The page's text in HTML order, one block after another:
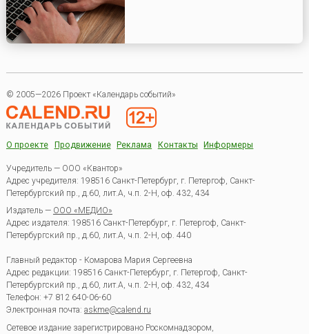
© 2005—2026 Проект «Календарь событий»
О проекте Продвижение Реклама Контакты Информеры
Учредитель — ООО «Квантор»
Адрес учредителя: 198516 Санкт-Петербург, г. Петергоф, Санкт-
Петербургский пр., д.60, лит.А, ч.п. 2-Н, оф. 432, 434
Издатель — ООО «МЕДИО»
Адрес издателя: 198516 Санкт-Петербург, г. Петергоф, Санкт-
Петербургский пр., д.60, лит.А, ч.п. 2-Н, оф. 440
Главный редактор - Комарова Мария Сергеевна
Адрес редакции: 198516 Санкт-Петербург, г. Петергоф, Санкт-
Петербургский пр., д.60, лит.А, ч.п. 2-Н, оф. 432, 434
Телефон: +7 812 640-06-60
Электронная почта: askme@calend.ru
Сетевое издание зарегистрировано Роскомнадзором,